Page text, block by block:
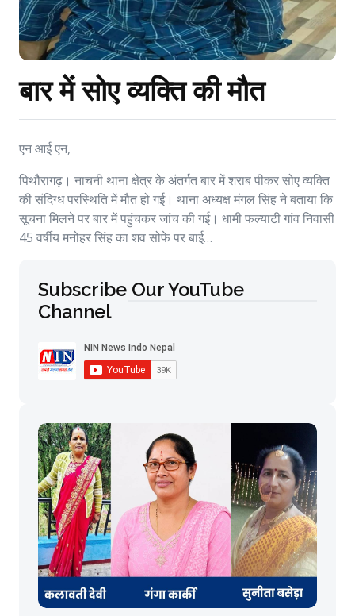
बार में सोए व्यक्ति की मौत
एन आई एन,
पिथौरागढ़। नाचनी थाना क्षेत्र के अंतर्गत बार में शराब पीकर सोए व्यक्ति
की संदिग्ध परस्थिति में मौत हो गई। थाना अध्यक्ष मंगल सिंह ने बताया कि
सूचना मिलने पर बार में पहुंचकर जांच की गई। धामी फल्याटी गांव निवासी
45 वर्षीय मनोहर सिंह का शव सोफे पर बाई…
Subscribe Our YouTube
Channel